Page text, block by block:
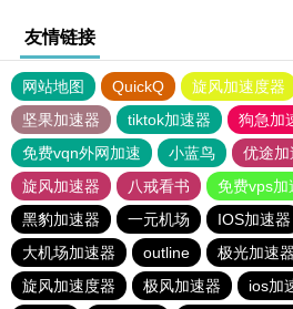
友情链接
网站地图 QuickQ 旋风加速度器
坚果加速器
tiktok加速器
狗急加
免费vqn外网加速
小蓝鸟 优途加
旋风加速器
八戒看书
免费vps加
黑豹加速器
一元机场 IOS加速器
大机场加速器
outline 极光加速器
旋风加速度器
极风加速器 ios加